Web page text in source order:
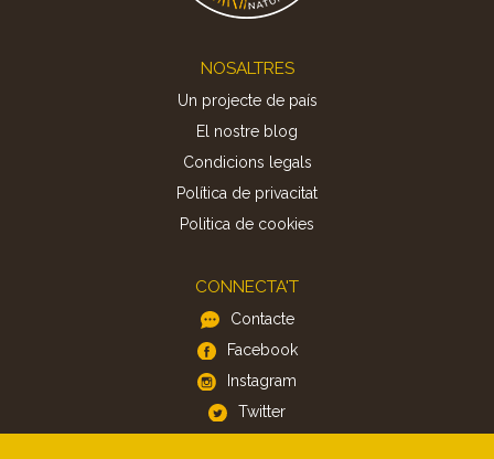
NOSALTRES
Un projecte de país
El nostre blog
Condicions legals
Política de privacitat
Politica de cookies
CONNECTA'T
Contacte
Facebook
Instagram
Twitter